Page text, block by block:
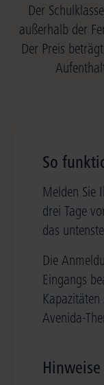
Der
außerhalb der
Der Preis
So
Melden Sie
drei Tage
das
Die
Eingangs
Avenida-